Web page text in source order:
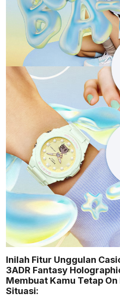
Inilah Fitur Unggulan
3ADR Fantasy
Membuat Kamu Tetap
Situasi: